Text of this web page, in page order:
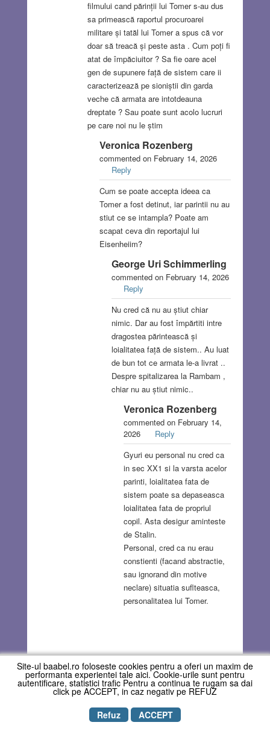
filmului cand părinții lui Tomer s-au dus
sa primească raportul procuroarei
militare și tatăl lui Tomer a spus că vor
doar să treacă și peste asta . Cum poți fi
atat de împăciuitor ? Sa fie oare acel
gen de supunere față de sistem care ii
caracterizează pe sioniștii din garda
veche că armata are intotdeauna
dreptate ? Sau poate sunt acolo lucruri
pe care noi nu le știm
Veronica Rozenberg
commented on February 14, 2026
Reply
Cum se poate accepta ideea ca
Tomer a fost detinut, iar parintii nu au
stiut ce se intampla? Poate am
scapat ceva din reportajul lui
Eisenheiim?
George Uri Schimmerling
commented on February 14, 2026
Reply
Nu cred că nu au știut chiar
nimic. Dar au fost împărtiti intre
dragostea părintească și
loialitatea față de sistem.. Au luat
de bun tot ce armata le-a livrat ..
Despre spitalizarea la Rambam ,
chiar nu au știut nimic..
Veronica Rozenberg
commented on February 14,
2026
Reply
Gyuri eu personal nu cred ca
in sec XX1 si la varsta acelor
parinti, loialitatea fata de
sistem poate sa depaseasca
loialitatea fata de propriul
copil. Asta desigur aminteste
de Stalin.
Personal, cred ca nu erau
constienti (facand abstractie,
sau ignorand din motive
neclare) situatia suflteasca,
personalitatea lui Tomer.
George Uri Schimmerlingcommented on
February 12, 2026
Reply
Da , si eu stiam numele lui Tomer, dar dacă aș fi
publicat articolul meu acum o săptămână , riscam
să mă complic cu cenzura militară . Foarte bun
Site-ul baabel.ro foloseste cookies pentru a oferi un maxim de
performanta experientei tale aici. Cookie-urile sunt pentru
autentificare, statistici trafic Pentru a continua te rugam sa dai
click pe ACCEPT, in caz negativ pe REFUZ
Refuz
ACCEPT